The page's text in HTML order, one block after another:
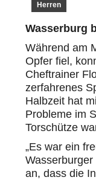
Herren
Wasserburg
Während am
Opfer fiel,
Cheftrainer
zerfahrenes
Halbzeit hat
Probleme im
Torschütze
„Es war ein
an, dass die